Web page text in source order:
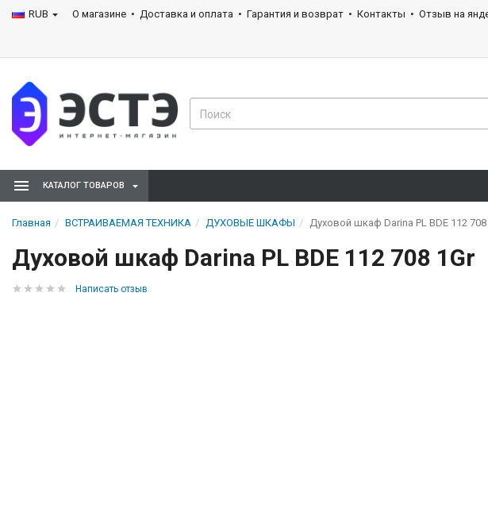
RUB О магазине Доставка и оплата Гарантия и возврат Контакты Отзыв на
КАТАЛОГ ТОВАРОВ
Главная ВСТРАИВАЕМАЯ ТЕХНИКА ДУХОВЫЕ ШКАФЫ Духовой шкаф Darina PL BDE 112 708
Духовой шкаф Darina PL BDE 112 708 1Gr
Написать отзыв